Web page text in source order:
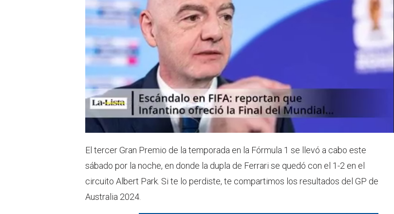
El tercer Gran Premio de la temporada en la Fórmula 1 se llevó a cabo este
sábado por la noche, en donde la dupla de Ferrari se quedó con el 1-2 en el
circuito Albert Park. Si te lo perdiste, te compartimos los resultados del GP de
Australia 2024.